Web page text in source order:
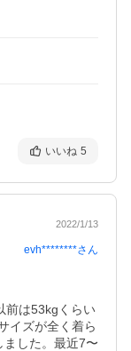
いいね 5
2022/1/13
evh********さん
前は53kgくらい
イズが全く着ら
した。最近7〜